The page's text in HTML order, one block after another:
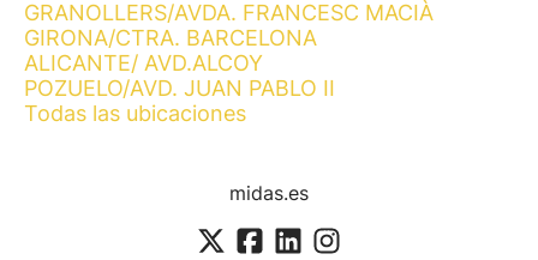
GRANOLLERS/AVDA. FRANCESC MACIÀ
GIRONA/CTRA. BARCELONA
ALICANTE/ AVD.ALCOY
POZUELO/AVD. JUAN PABLO II
Todas las ubicaciones
midas.es